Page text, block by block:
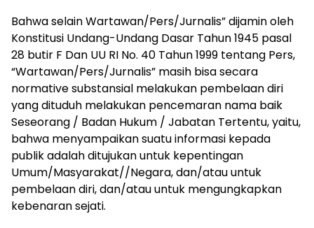
Bahwa selain Wartawan/Pers/Jurnalis” dijamin oleh
Konstitusi Undang-Undang Dasar Tahun 1945 pasal
28 butir F Dan UU RI No. 40 Tahun 1999 tentang Pers,
“Wartawan/Pers/Jurnalis” masih bisa secara
normative substansial melakukan pembelaan diri
yang dituduh melakukan pencemaran nama baik
Seseorang / Badan Hukum / Jabatan Tertentu, yaitu,
bahwa menyampaikan suatu informasi kepada
publik adalah ditujukan untuk kepentingan
Umum/Masyarakat//Negara, dan/atau untuk
pembelaan diri, dan/atau untuk mengungkapkan
kebenaran sejati.